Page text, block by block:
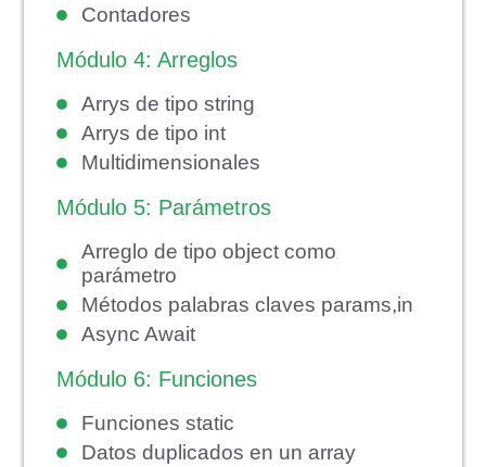
Contadores
Módulo 4: Arreglos
Arrys de tipo string
Arrys de tipo int
Multidimensionales
Módulo 5: Parámetros
Arreglo de tipo object como
parámetro
Métodos palabras claves params,in
Async Await
Módulo 6: Funciones
Funciones static
Datos duplicados en un array